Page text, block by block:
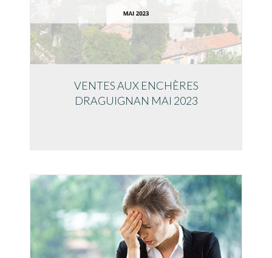
VENTES AUX ENCHÈRES
DRAGUIGNAN MAI 2023